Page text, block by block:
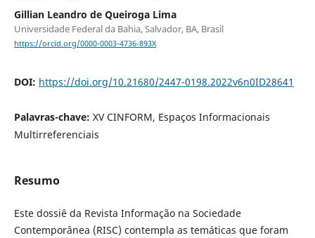
Gillian Leandro de Queiroga Lima
Universidade Federal da Bahia, Salvador, BA, Brasil
https://orcid.org/0000-0003-4736-893X
DOI: https://doi.org/10.21680/2447-0198.2022v6n0ID28641
Palavras-chave: XV CINFORM, Espaços Informacionais
Multirreferenciais
Resumo
Este dossiê da Revista Informação na Sociedade
Contemporânea (RISC) contempla as temáticas que foram